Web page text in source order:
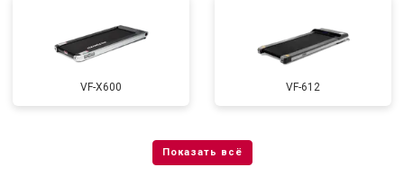
VF-X600 VF-612